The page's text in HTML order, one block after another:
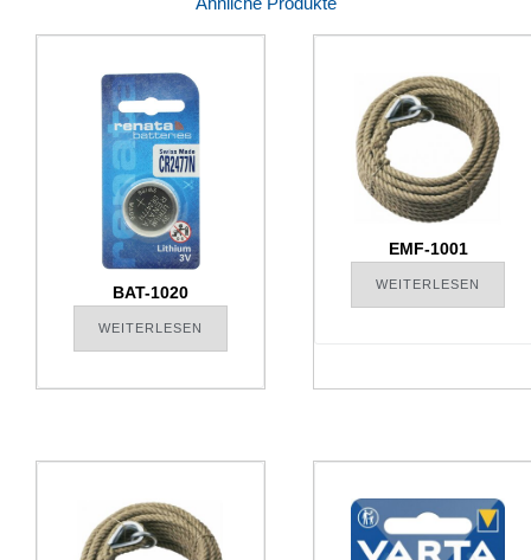
BAT-1020
WEITERLESEN
EMF-1001
WEITERLESEN